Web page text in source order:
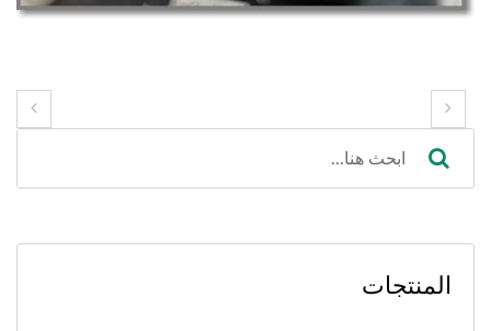
المنتجات